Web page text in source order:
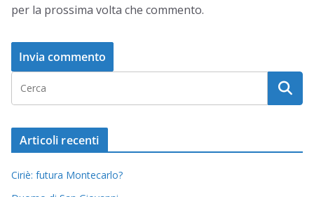
per la prossima volta che commento.
Articoli recenti
Ciriè: futura Montecarlo?